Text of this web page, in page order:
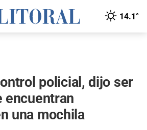
14.1°
policial, dijo ser
encuentran
una mochila